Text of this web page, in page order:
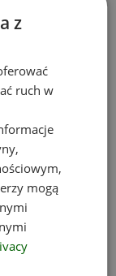
Inspektor
karę w
zł
nielegalnie
wymagane);
z
ruch w
mogą